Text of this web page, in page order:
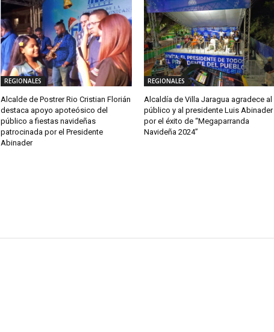
REGIONALES
Alcalde de Postrer Rio Cristian Florián
destaca apoyo apoteósico del
público a fiestas navideñas
patrocinada por el Presidente
Abinader
REGIONALES
Alcaldía de Villa Jaragua agradece al
público y al presidente Luis Abinader
por el éxito de “Megaparranda
Navideña 2024”